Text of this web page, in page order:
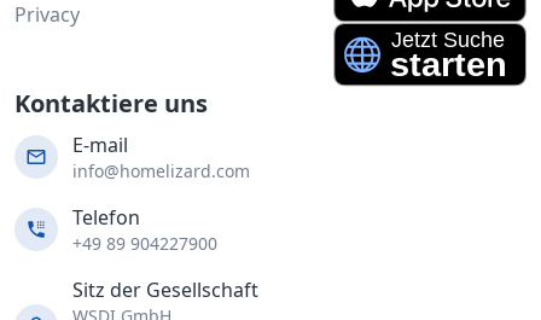
Privacy
Kontaktiere uns
E-mail
info@homelizard.com
Telefon
+49 89 904227900
Sitz der Gesellschaft